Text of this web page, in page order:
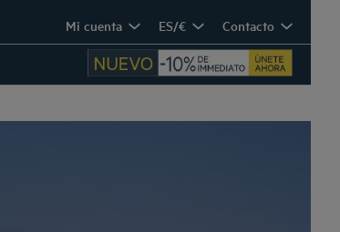
Mi cuenta ES/€ Contacto